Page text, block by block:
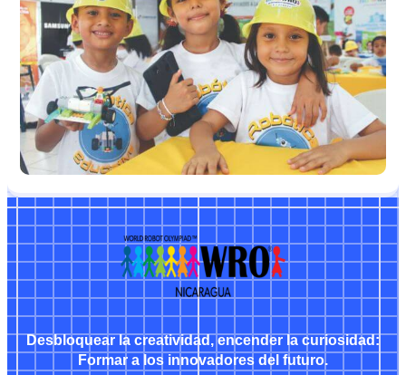
Desbloquear la creatividad, encender la curiosidad:
Formar a los innovadores del futuro.